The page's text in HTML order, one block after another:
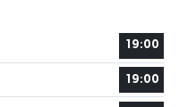
19:00
19:00